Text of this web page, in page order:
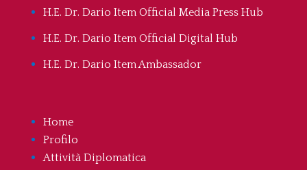
H.E. Dr. Dario Item Official Media Press Hub
H.E. Dr. Dario Item Official Digital Hub
H.E. Dr. Dario Item Ambassador
Home
Profilo
Attività Diplomatica